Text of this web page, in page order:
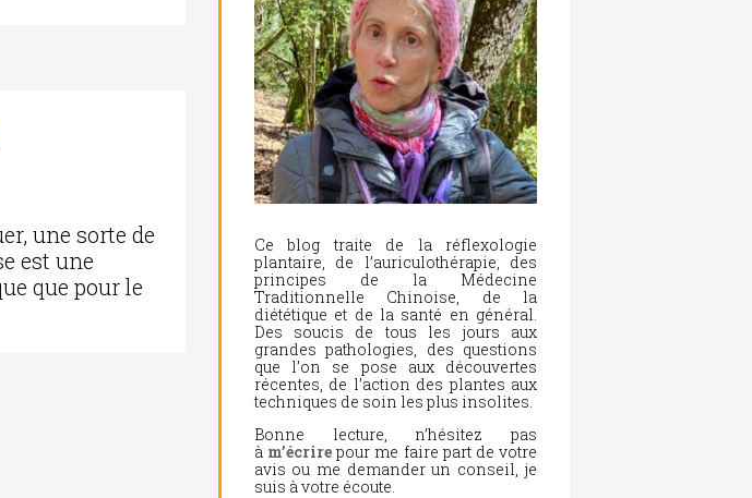
une sorte de
est une
que pour le
Ce blog traite de la réflexologie
plantaire, de l’auriculothérapie, des
principes de la Médecine
Traditionnelle Chinoise, de la
diététique et de la santé en général.
Des soucis de tous les jours aux
grandes pathologies, des questions
que l’on se pose aux découvertes
récentes, de l’action des plantes aux
techniques de soin les plus insolites.
Bonne lecture, n’hésitez pas
à m’écrire pour me faire part de votre
avis ou me demander un conseil, je
suis à votre écoute.